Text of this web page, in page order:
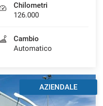
Chilometri
126.000
Cambio
Automatico
AZIENDALE